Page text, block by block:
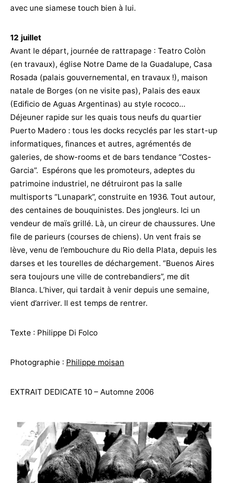
avec une siamese touch bien à lui.
12 juillet
Avant le départ, journée de rattrapage : Teatro Colòn
(en travaux), église Notre Dame de la Guadalupe, Casa
Rosada (palais gouvernemental, en travaux !), maison
natale de Borges (on ne visite pas), Palais des eaux
(Edificio de Aguas Argentinas) au style rococo…
Déjeuner rapide sur les quais tous neufs du quartier
Puerto Madero : tous les docks recyclés par les start-up
informatiques, finances et autres, agrémentés de
galeries, de show-rooms et de bars tendance “Costes-
Garcia”. Espérons que les promoteurs, adeptes du
patrimoine industriel, ne détruiront pas la salle
multisports “Lunapark”, construite en 1936. Tout autour,
des centaines de bouquinistes. Des jongleurs. Ici un
vendeur de maïs grillé. Là, un cireur de chaussures. Une
file de parieurs (courses de chiens). Un vent frais se
lève, venu de l’embouchure du Rio della Plata, depuis les
darses et les tourelles de déchargement. “Buenos Aires
sera toujours une ville de contrebandiers”, me dit
Blanca. L’hiver, qui tardait à venir depuis une semaine,
vient d’arriver. Il est temps de rentrer.
Texte : Philippe Di Folco
Photographie : Philippe moisan
EXTRAIT DEDICATE 10 – Automne 2006